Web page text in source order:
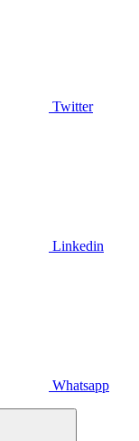
Twitter
Linkedin
Whatsapp